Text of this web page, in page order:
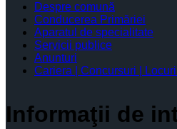
Despre comună
Conducerea Primăriei
Aparatul de specialitate
Servicii publice
Anunturi
Cariera | Concursuri |
Informaţii de